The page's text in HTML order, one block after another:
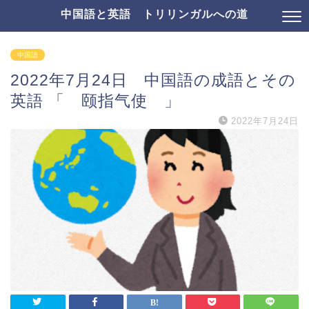
中国語と英語 トリリンガルへの道
中国語
2022年7月24日 中国語の成語とその
英語 「 颐指气使 」
2022年7月24日